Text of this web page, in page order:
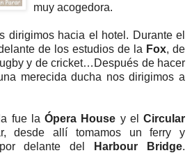
muy acogedora.
dirigimos hacia el hotel. Durante el
de los estudios de la Fox, de
y de cricket…Después de hacer
merecida ducha nos dirigimos a
fue laÓpera House y elCircular
desde allí tomamos un ferry y
delante del
Harbour Bridge.